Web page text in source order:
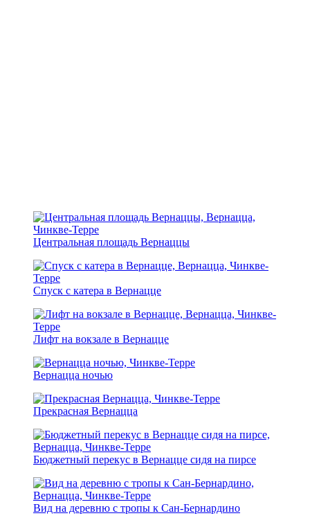
Центральная площадь Вернаццы
Спуск с катера в Вернацце
Лифт на вокзале в Вернацце
Вернацца ночью
Прекрасная Вернацца
Бюджетный перекус в Вернацце сидя на пирсе
Вид на деревню с тропы к Сан-Бернардино